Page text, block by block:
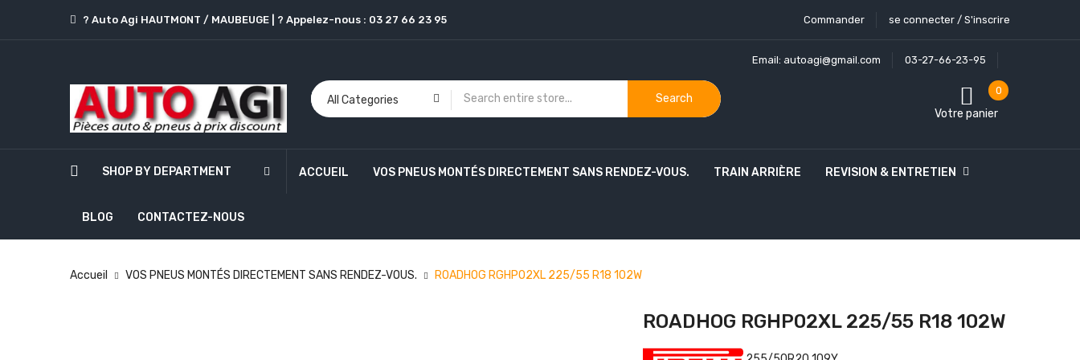
? Auto Agi HAUTMONT / MAUBEUGE ? Appelez-nous : 03 27 66 23 95 se connecter / S'inscrire
Commander
03-27-66-23-95
Email: autoagi@gmail.com
Search
0
Votre panier
SHOP BY DEPARTMENT ACCUEIL VOS PNEUS MONTÉS DIRECTEMENT SANS RENDEZ-VOUS. TRAIN ARRIÈRE REVISION & ENTRETIEN
BLOG CONTACTEZ-NOUS
Accueil VOS PNEUS MONTÉS DIRECTEMENT SANS RENDEZ-VOUS. ROADHOG RGHP02XL 225/55 R18 102W
ROADHOG RGHP02XL 225/55 R18 102W